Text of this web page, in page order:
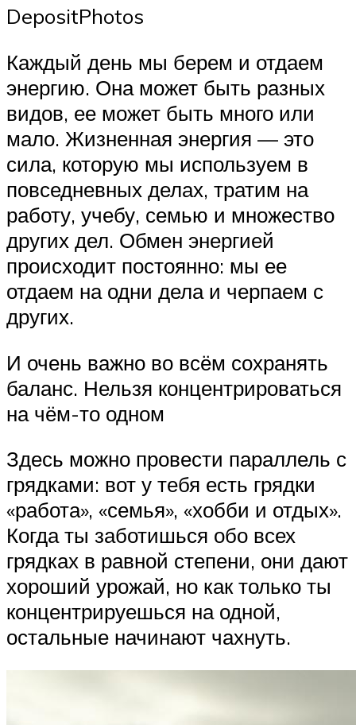
DepositPhotos
Каждый день мы берем и отдаем
энергию. Она может быть разных
видов, ее может быть много или
мало. Жизненная энергия — это
сила, которую мы используем в
повседневных делах, тратим на
работу, учебу, семью и множество
других дел. Обмен энергией
происходит постоянно: мы ее
отдаем на одни дела и черпаем с
других.
И очень важно во всём сохранять
баланс. Нельзя концентрироваться
на чём-то одном
Здесь можно провести параллель с
грядками: вот у тебя есть грядки
«работа», «семья», «хобби и отдых».
Когда ты заботишься обо всех
грядках в равной степени, они дают
хороший урожай, но как только ты
концентрируешься на одной,
остальные начинают чахнуть.